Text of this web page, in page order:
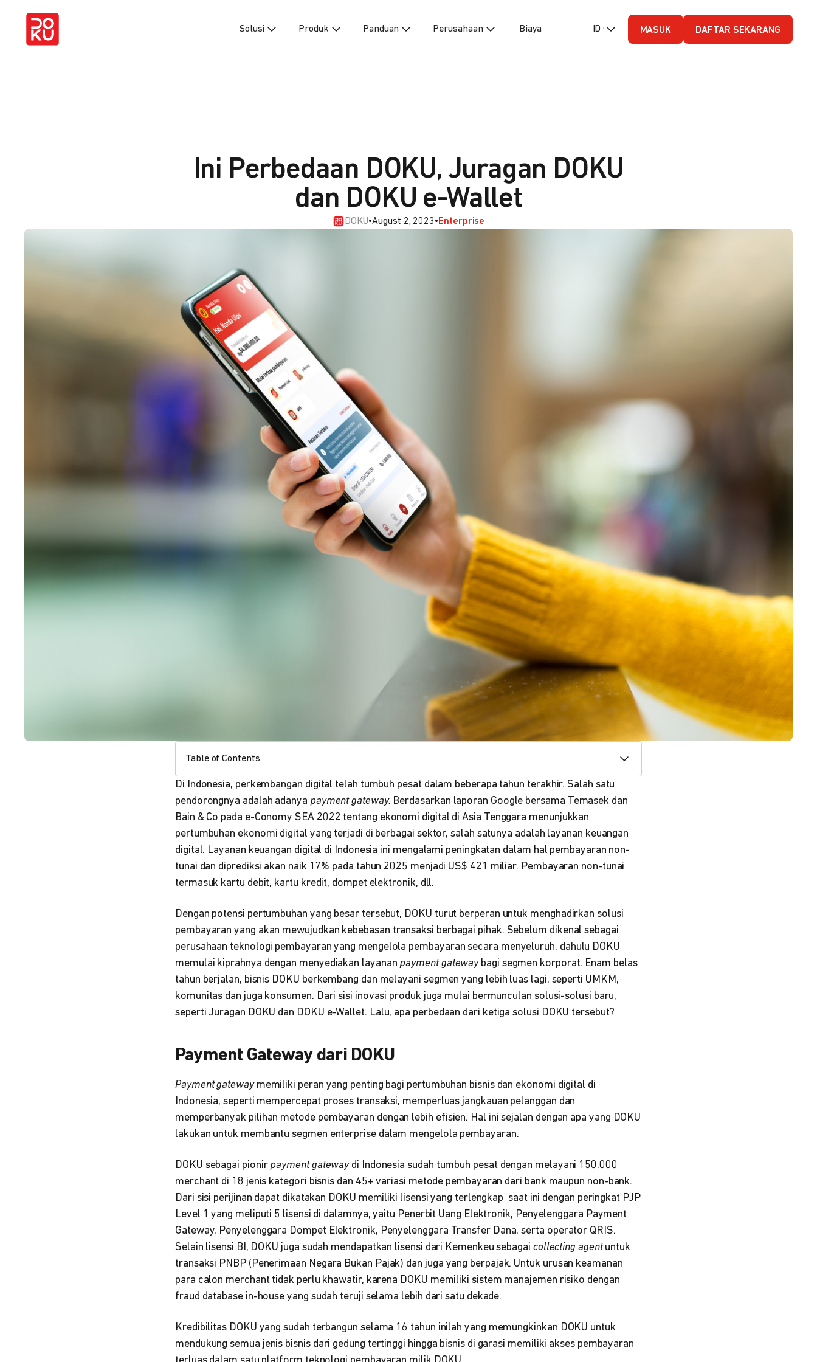
Solusi Produk Panduan Perusahaan Biaya ID (Bahasa Indonesia)
MASUK DAFTAR SEKARANG
Ini Perbedaan DOKU, Juragan DOKU
dan DOKU e-Wallet
DOKU•August 2, 2023•Enterprise
Table of Contents
Di Indonesia, perkembangan digital telah tumbuh pesat dalam beberapa tahun terakhir. Salah satu
pendorongnya adalah adanya payment gateway. Berdasarkan laporan Google bersama Temasek dan
Bain & Co pada e-Conomy SEA 2022 tentang ekonomi digital di Asia Tenggara menunjukkan
pertumbuhan ekonomi digital yang terjadi di berbagai sektor, salah satunya adalah layanan keuangan
digital. Layanan keuangan digital di Indonesia ini mengalami peningkatan dalam hal pembayaran non-
tunai dan diprediksi akan naik 17% pada tahun 2025 menjadi US$ 421 miliar. Pembayaran non-tunai
termasuk kartu debit, kartu kredit, dompet elektronik, dll.
Dengan potensi pertumbuhan yang besar tersebut, DOKU turut berperan untuk menghadirkan solusi
pembayaran yang akan mewujudkan kebebasan transaksi berbagai pihak. Sebelum dikenal sebagai
perusahaan teknologi pembayaran yang mengelola pembayaran secara menyeluruh, dahulu DOKU
memulai kiprahnya dengan menyediakan layanan payment gatewaybagi segmen korporat. Enam belas
tahun berjalan, bisnis DOKU berkembang dan melayani segmen yang lebih luas lagi, seperti UMKM,
komunitas dan juga konsumen. Dari sisi inovasi produk juga mulai bermunculan solusi-solusi baru,
seperti Juragan DOKU dan DOKU e-Wallet. Lalu, apa perbedaan dari ketiga solusi DOKU tersebut?
Payment Gateway dari DOKU
Payment gatewaymemiliki peran yang penting bagi pertumbuhan bisnis dan ekonomi digital di
Indonesia, seperti mempercepat proses transaksi, memperluas jangkauan pelanggan dan
memperbanyak pilihan metode pembayaran dengan lebih efisien. Hal ini sejalan dengan apa yang DOKU
lakukan untuk membantu segmen enterprise dalam mengelola pembayaran.
DOKU sebagai pionir payment gatewaydi Indonesia sudah tumbuh pesat dengan melayani 150.000
merchant di 18 jenis kategori bisnis dan 45+ variasi metode pembayaran dari bank maupun non-bank.
Dari sisi perijinan dapat dikatakan DOKU memiliki lisensi yang terlengkap saat ini dengan peringkat PJP
Level 1 yang meliputi 5 lisensi di dalamnya, yaitu Penerbit Uang Elektronik, Penyelenggara Payment
Gateway, Penyelenggara Dompet Elektronik, Penyelenggara Transfer Dana, serta operator QRIS.
Selain lisensi BI, DOKU juga sudah mendapatkan lisensi dari Kemenkeu sebagai collecting agentuntuk
transaksi PNBP (Penerimaan Negara Bukan Pajak) dan juga yang berpajak. Untuk urusan keamanan
para calon merchant tidak perlu khawatir, karena DOKU memiliki sistem manajemen risiko dengan
fraud database in-house yang sudah teruji selama lebih dari satu dekade.
Kredibilitas DOKU yang sudah terbangun selama 16 tahun inilah yang memungkinkan DOKU untuk
mendukung semua jenis bisnis dari gedung tertinggi hingga bisnis di garasi memiliki akses pembayaran